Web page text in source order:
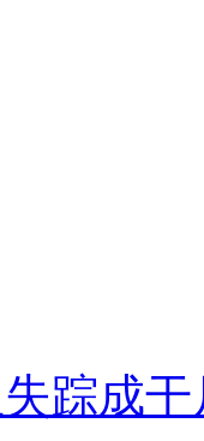
踪成干